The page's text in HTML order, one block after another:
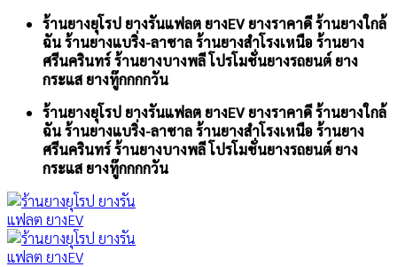
Skip
content
ร้านยางยุโรป ยางรันแฟลต ยางEV ยางราคาดี ร้านยางใกล้
ฉัน ร้านยางแบริ่ง-ลาซาล ร้านยางสำโรงเหนือ ร้านยาง
ศรีนครินทร์ ร้านยางบางพลี โปรโมชั่นยางรถยนต์ ยาง
กระแส ยางทู๊กกกกวัน
ร้านยางยุโรป ยางรันแฟลต ยางEV ยางราคาดี ร้านยางใกล้
ฉัน ร้านยางแบริ่ง-ลาซาล ร้านยางสำโรงเหนือ ร้านยาง
ศรีนครินทร์ ร้านยางบางพลี โปรโมชั่นยางรถยนต์ ยาง
กระแส ยางทู๊กกกกวัน